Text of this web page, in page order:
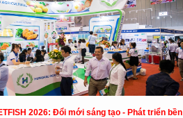
2026: Đổi mới sáng tạo - Phát triển bền